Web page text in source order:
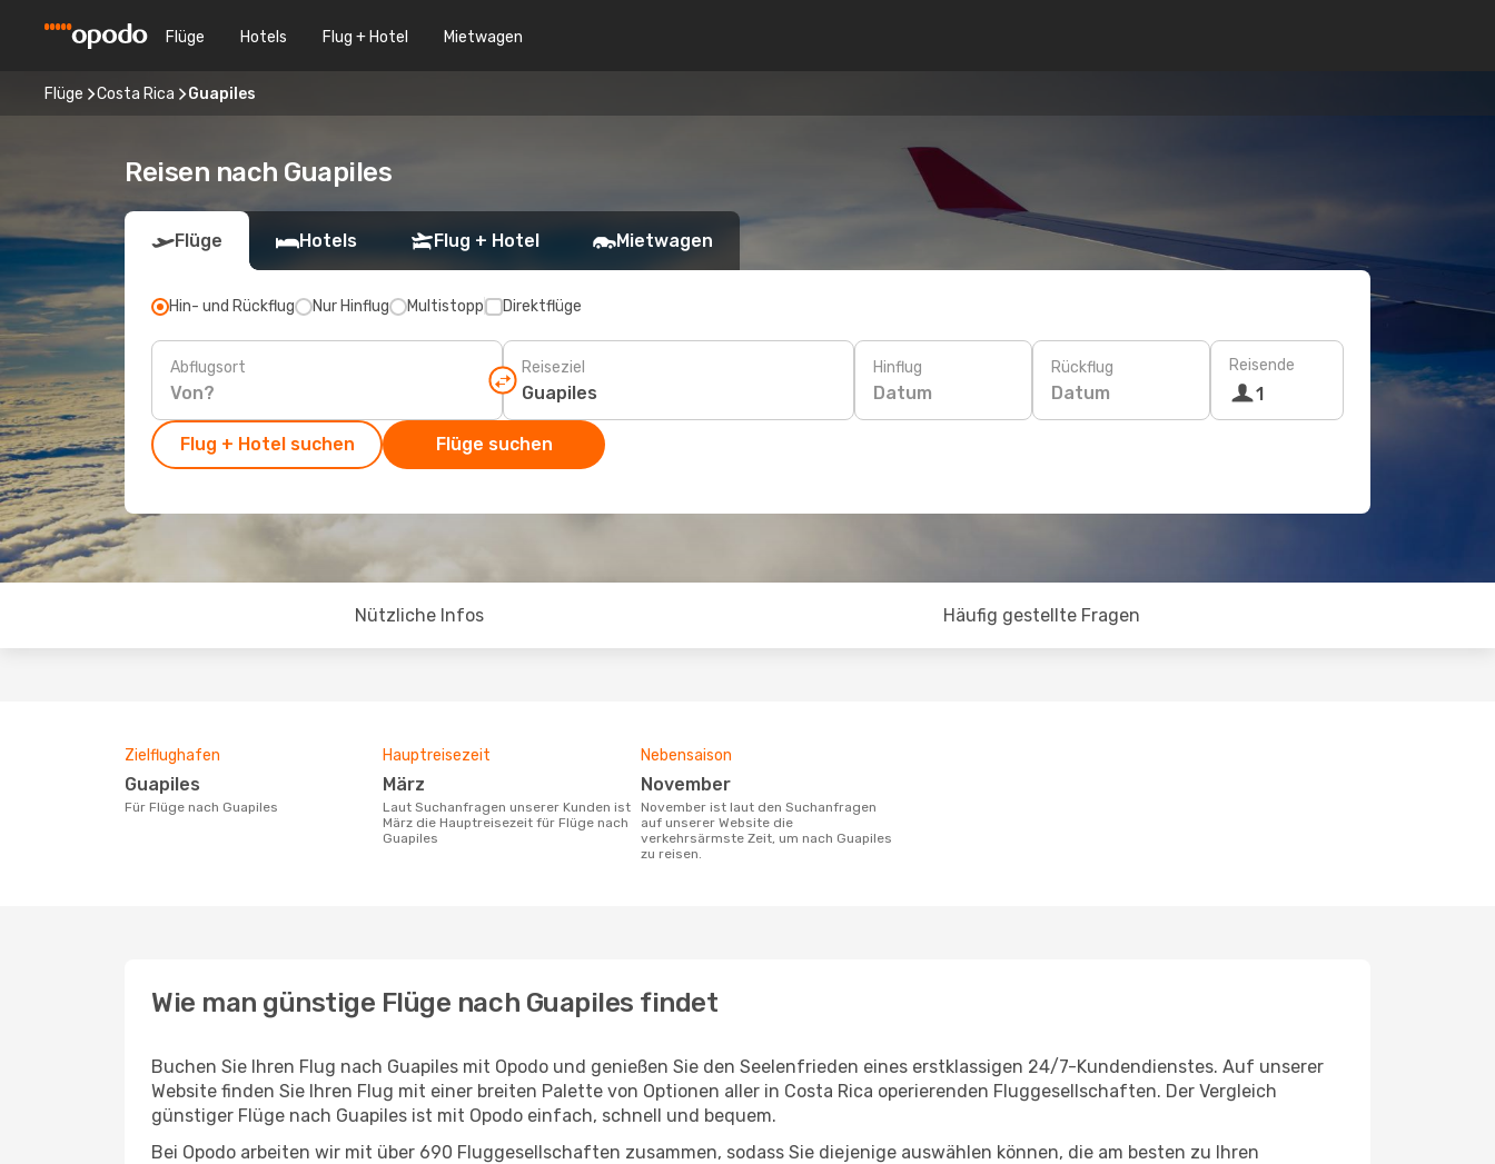
Flüge Hotels Flug + Hotel Mietwagen
Flüge Costa Rica Guapiles
Reisen nach Guapiles
Flüge Hotels Flug + Hotel Mietwagen
Hin- und Rückflug Nur Hinflug Multistopp Direktflüge
Abflugsort Reiseziel Hinflug
Datum
Rückflug
Datum
Reisende
1
Flug + Hotel suchen Flüge suchen
Nützliche Infos Häufig gestellte Fragen
Zielflughafen
Guapiles
Für Flüge nach Guapiles
Hauptreisezeit
März
Laut Suchanfragen unserer Kunden ist
März die Hauptreisezeit für Flüge nach
Guapiles
Nebensaison
November
November ist laut den Suchanfragen
auf unserer Website die
verkehrsärmste Zeit, um nach Guapiles
zu reisen.
Wie man günstige Flüge nach Guapiles findet
Buchen Sie Ihren Flug nach Guapiles mit Opodo und genießen Sie den Seelenfrieden eines erstklassigen 24/7-Kundendienstes. Auf unserer
Website finden Sie Ihren Flug mit einer breiten Palette von Optionen aller in Costa Rica operierenden Fluggesellschaften. Der Vergleich
günstiger Flüge nach Guapiles ist mit Opodo einfach, schnell und bequem.
Bei Opodo arbeiten wir mit über 690 Fluggesellschaften zusammen, sodass Sie diejenige auswählen können, die am besten zu Ihren